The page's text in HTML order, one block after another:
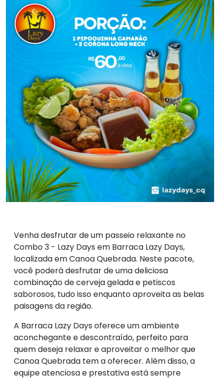
Venha desfrutar de um passeio relaxante no
Combo 3 - Lazy Days em Barraca Lazy Days,
localizada em Canoa Quebrada. Neste pacote,
você poderá desfrutar de uma deliciosa
combinação de cerveja gelada e petiscos
saborosos, tudo isso enquanto aproveita as belas
paisagens da região.
A Barraca Lazy Days oferece um ambiente
aconchegante e descontraído, perfeito para
quem deseja relaxar e aproveitar o melhor que
Canoa Quebrada tem a oferecer. Além disso, a
equipe atenciosa e prestativa está sempre